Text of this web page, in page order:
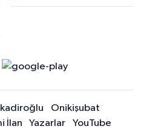
Onikişubat
İlan Yazarlar
YouTube